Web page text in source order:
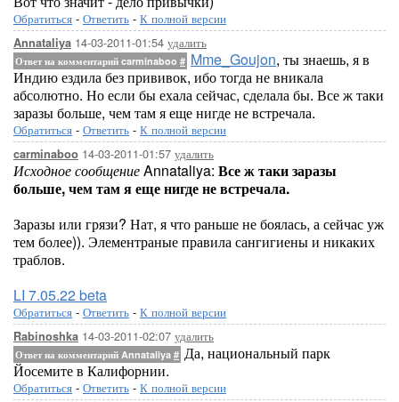
Обратиться - Ответить - К полной версии
Annataliya 14-03-2011-01:54 удалить
Ответ на комментарий carminaboo # Mme_Goujon, ты знаешь, я в
Индию ездила без прививок, ибо тогда не вникала
абсолютно. Но если бы ехала сейчас, сделала бы. Все ж таки
заразы больше, чем там я еще нигде не встречала.
Обратиться - Ответить - К полной версии
carminaboo 14-03-2011-01:57 удалить
Исходное сообщениеAnnataliya: Все ж таки заразы
больше, чем там я еще нигде не встречала.
Заразы или грязи? Нат, я что раньше не боялась, а сейчас уж
тем более)). Элементраные правила сангигиены и никаких
траблов.
LI 7.05.22 beta
Обратиться - Ответить - К полной версии
Rabinoshka 14-03-2011-02:07 удалить
Ответ на комментарий Annataliya # Да, национальный парк
Йосемите в Калифорнии.
Обратиться - Ответить - К полной версии